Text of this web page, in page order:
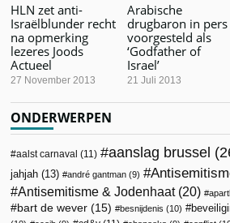
HLN zet anti-
Israëlblunder recht
na opmerking
lezeres Joods
Actueel
27 November 2013
Arabische
drugbaron in pers
voorgesteld als
‘Godfather of
Israel’
21 Juli 2013
ONDERWERPEN
aalst carnaval (11) aanslag brussel
jahjah (13) andré gantman (9)
Antisemitisme & Jodenhaat(20)
bart de wever (15) besnijdenis (10)